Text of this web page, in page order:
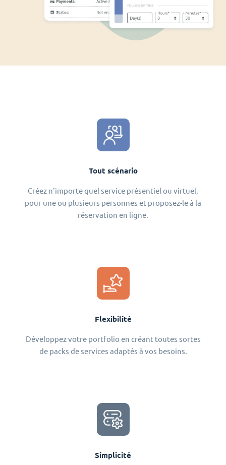
Tout scénario
Créez n'importe quel service présentiel ou virtuel,
pour une ou plusieurs personnes et proposez-le à la
réservation en ligne.
Flexibilité
Développez votre portfolio en créant toutes sortes
de packs de services adaptés à vos besoins.
Simplicité